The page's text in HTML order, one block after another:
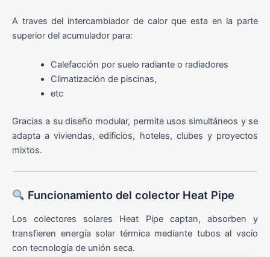
A traves del intercambiador de calor que esta en la parte
superior del acumulador para:
Calefacción por suelo radiante o radiadores
Climatización de piscinas,
etc
Gracias a su diseño modular, permite usos simultáneos y se
adapta a viviendas, edificios, hoteles, clubes y proyectos
mixtos.
Funcionamiento del colector Heat Pipe
Los colectores solares Heat Pipe captan, absorben y
transfieren energía solar térmica mediante tubos al vacío
con tecnología de unión seca.